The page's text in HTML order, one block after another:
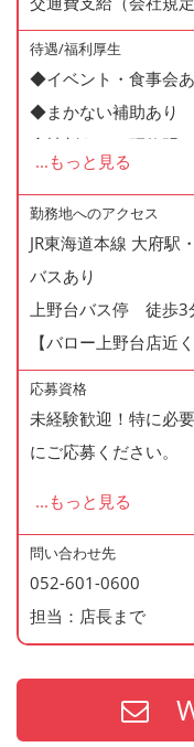
待遇/福利厚生
◆イベント・食事会
◆まかない補助あり
◆社割あり（研修明
◆社員登用制度あり
◆制服貸与
◆自動車通勤、バイ
◆社員旅行参加の補助
◆髪型・髪色自由・ネ
◆紹介制度あり
... もっと見る
勤務地へのアクセス
JR東海道本線 大府駅
バスあり
上野台バス停 徒歩3
【バロー上野台店近く
応募資格
未経験歓迎！特に必
にご応募ください。
＜応募後のフロー＞
応募→面接(1回)→内定
※面接時に履歴書(写
※内定は面接から1週
ト・アルバイトは3日
... もっと見る
問い合わせ先
052-601-0600
担当：店長まで